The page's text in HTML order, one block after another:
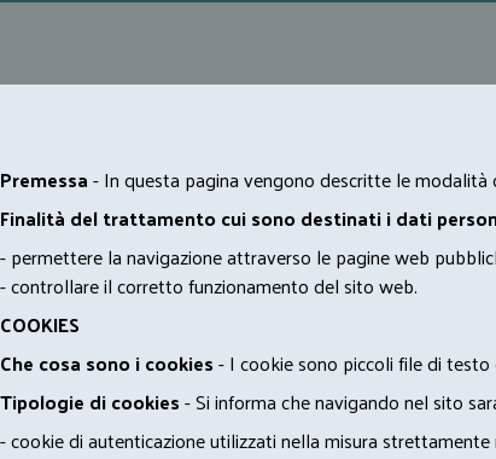
Premessa- In questa pagina vengono descritte le
Finalità del trattamento cui sono destinati i dati
- permettere la navigazione attraverso le pagine web
- controllare il corretto funzionamento del sito web.
COOKIES
Che cosa sono i cookies- I cookie sono piccoli file di
Tipologie di cookies- Si informa che navigando nel sito
- cookie di autenticazione utilizzati nella misura